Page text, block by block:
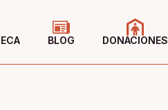
BLOG DONACIONES